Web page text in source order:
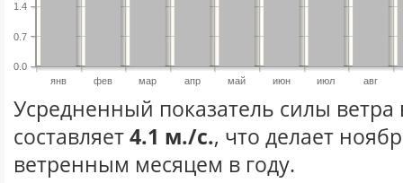
янв фев мар апр май июн июл авг
0.0
0.7
1.4
Усредненный показатель силы ветра
составляет4.1 м./с., что делает
ветренным месяцем в году.